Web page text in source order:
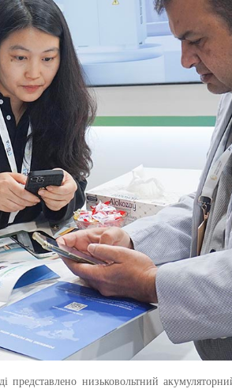
представлено низьковольтний